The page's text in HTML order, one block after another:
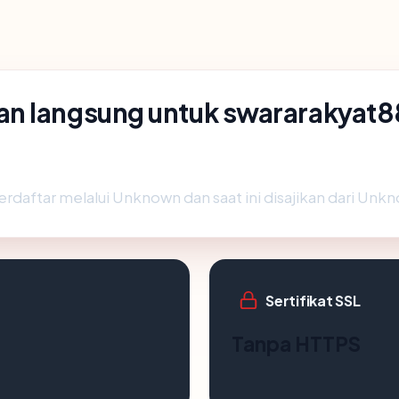
langsung untuk
melalui Unknown dan saat ini disajikan dari
Sertifikat SSL